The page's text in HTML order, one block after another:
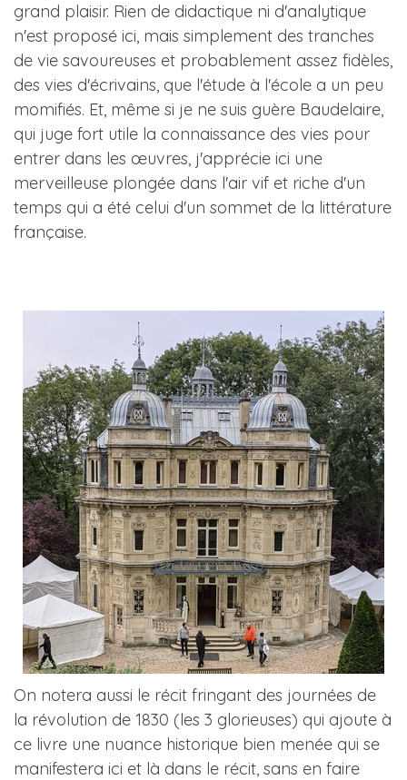
grand plaisir. Rien de didactique ni d'analytique
n'est proposé ici, mais simplement des tranches
de vie savoureuses et probablement assez fidèles,
des vies d'écrivains, que l'étude à l'école a un peu
momifiés. Et, même si je ne suis guère Baudelaire,
qui juge fort utile la connaissance des vies pour
entrer dans les œuvres, j'apprécie ici une
merveilleuse plongée dans l'air vif et riche d'un
temps qui a été celui d'un sommet de la littérature
française.
On notera aussi le récit fringant des journées de
la révolution de 1830 (les 3 glorieuses) qui ajoute à
ce livre une nuance historique bien menée qui se
manifestera ici et là dans le récit, sans en faire